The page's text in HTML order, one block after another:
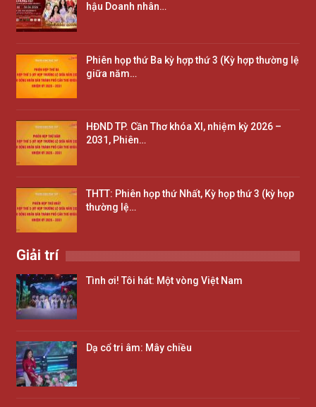
hậu Doanh nhân…
Phiên họp thứ Ba kỳ hợp thứ 3 (Kỳ hợp thường lệ
giữa năm…
HĐND TP. Cần Thơ khóa XI, nhiệm kỳ 2026 –
2031, Phiên…
THTT: Phiên họp thứ Nhất, Kỳ họp thứ 3 (kỳ họp
thường lệ…
Giải trí
Tình ơi! Tôi hát: Một vòng Việt Nam
Dạ cổ tri âm: Mây chiều